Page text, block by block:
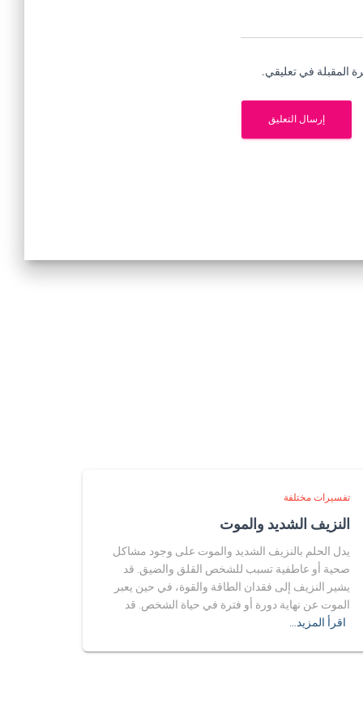
المقبلة في تعليقي.
تفسيرات مختلفة
النزيف الشديد والموت
يدل الحلم بالنزيف الشديد والموت على وجود مشاكل
صحية أو عاطفية تسبب للشخص القلق والضيق. قد
يشير النزيف إلى فقدان الطاقة والقوة، في حين يعبر
الموت عن نهاية دورة أو فترة في حياة الشخص. قد
اقرأ المزيد…